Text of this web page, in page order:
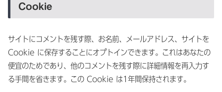
Cookie
サイトにコメントを残す際、お名前、メールアドレス、サイトを
Cookie に保存することにオプトインできます。これはあなたの
便宜のためであり、他のコメントを残す際に詳細情報を再入力す
る手間を省きます。この Cookie は1年間保持されます。